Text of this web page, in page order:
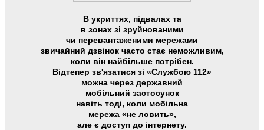
В укриттях, підвалах та
в зонах зі зруйнованими
чи перевантаженими мережами
звичайний дзвінок часто стає неможливим,
коли він найбільше потрібен.
Відтепер зв'язатися зі «Службою 112»
можна через державний
мобільний застосунок
навіть тоді, коли мобільна
мережа «не ловить»,
але є доступ до інтернету.